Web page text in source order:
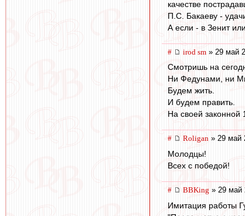
качестве
П.С. Бакаеву -
А если - в Зенит
# irod sm » 29 май
Смотришь на
Ни Федунами, ни
Будем жить.
И будем править.
На своей законной
# Roligan » 29 май
Молодцы!
Всех с победой!
# BBKing » 29 май
Имитация работы